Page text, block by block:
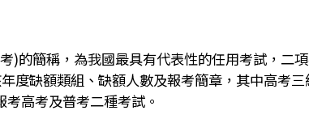
)的簡稱，為我國最具有代表性的任用考試，二
度缺額類組、缺額人數及報考簡章，其中高考
高考及普考二種考試。